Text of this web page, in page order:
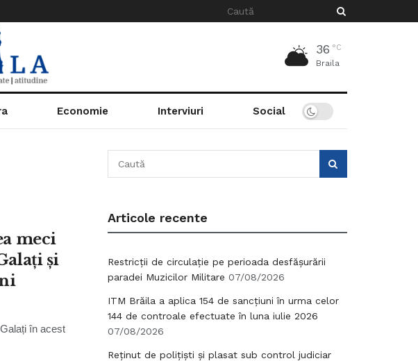
36 °C
Braila
Economie Interviuri Social
meci
și
în acest
Articole recente
Restricții de circulație pe perioada desfășurării
paradei Muzicilor Militare 07/08/2026
ITM Brăila a aplica 154 de sancțiuni în urma celor
144 de controale efectuate în luna iulie 2026
07/08/2026
Reținut de polițiști și plasat sub control judiciar